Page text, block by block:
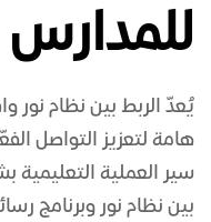
للمدارس
يُعدّ الربط بين نظام نور و
هامة لتعزيز التواصل
سير العملية التعليمية
بين نظام نور وبرنامج